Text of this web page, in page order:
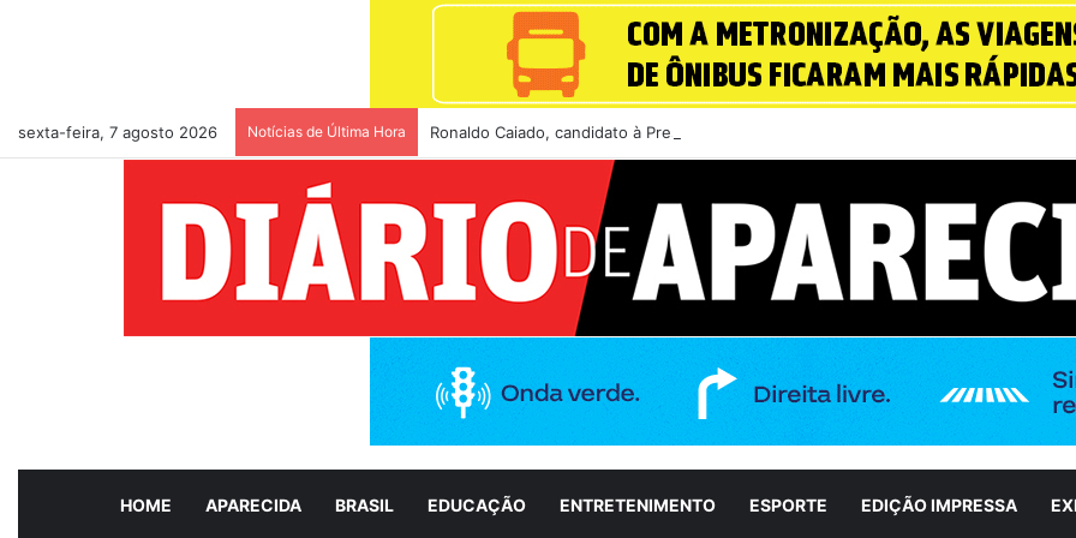
sexta-feira, 7 agosto 2026 Notícias de Última Hora Ronaldo Caiado, candidato à Presidência do Brasil, participa de sabatina na GloboNews
HOME APARECIDA BRASIL EDUCAÇÃO ENTRETENIMENTO ESPORTE EDIÇÃO IMPRESSA